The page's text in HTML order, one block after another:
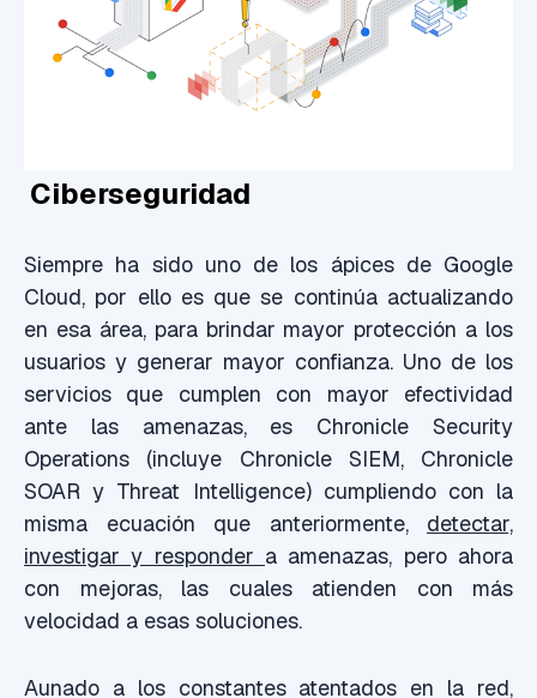
Ciberseguridad
Siempre ha sido uno de los ápices de Google
Cloud, por ello es que se continúa actualizando
en esa área, para brindar mayor protección a los
usuarios y generar mayor confianza. Uno de los
servicios que cumplen con mayor efectividad
ante las amenazas, es Chronicle Security
Operations (incluye Chronicle SIEM, Chronicle
SOAR y Threat Intelligence) cumpliendo con la
misma ecuación que anteriormente, detectar,
investigar y responder a amenazas, pero ahora
con mejoras, las cuales atienden con más
velocidad a esas soluciones.
Aunado a los constantes atentados en la red,